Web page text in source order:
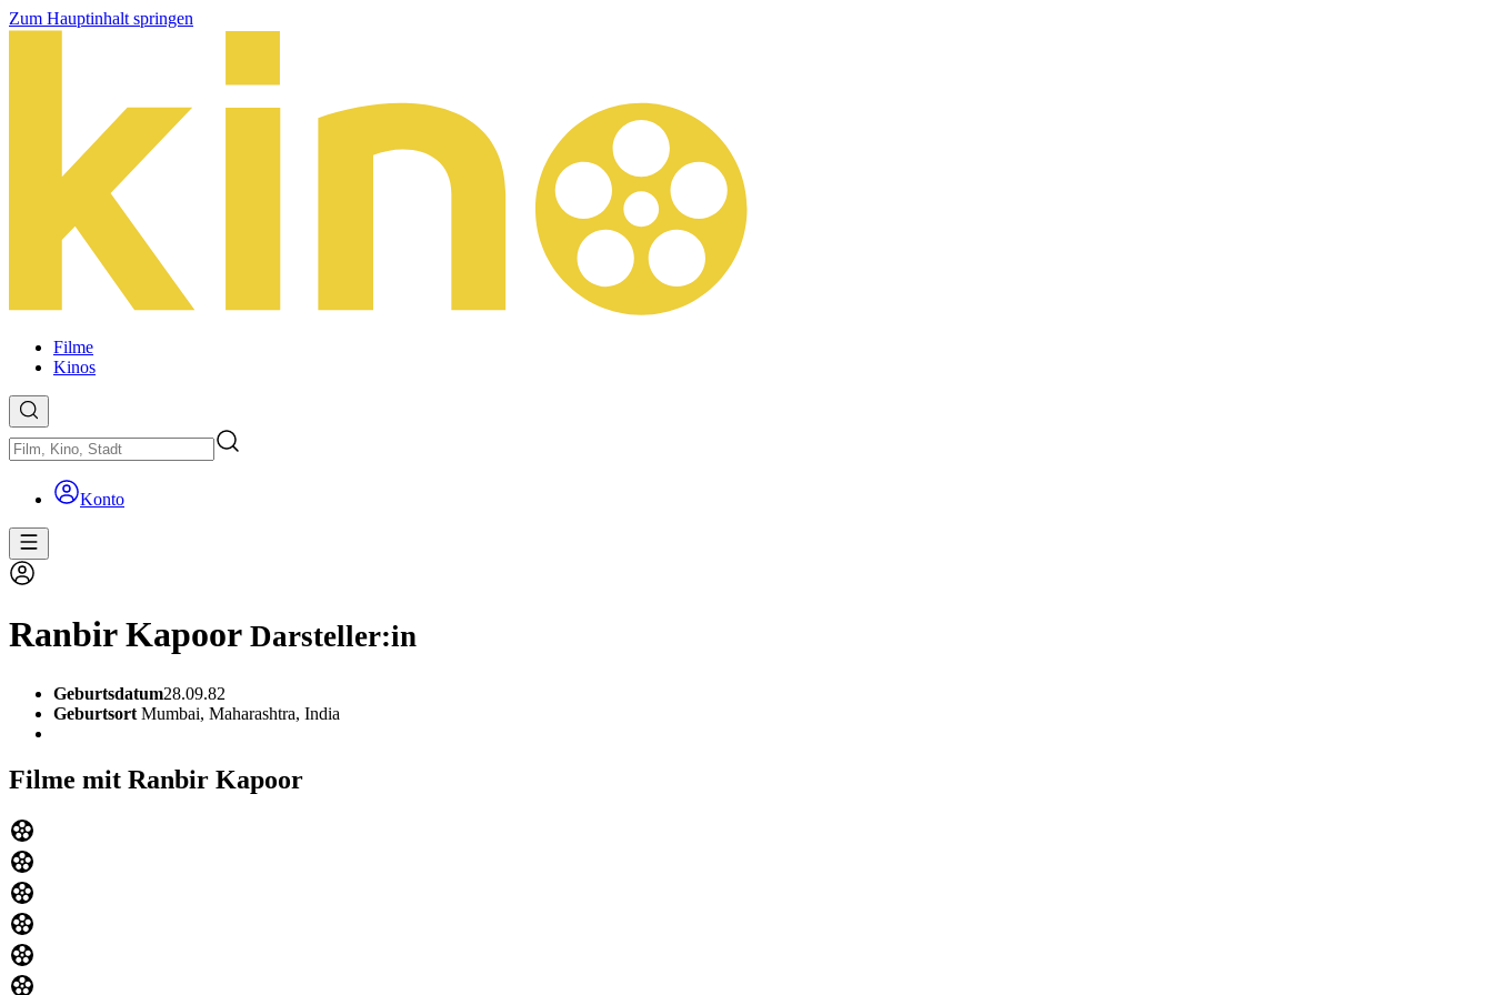
Zum Hauptinhalt springen
Filme
Kinos
Konto
Ranbir Kapoor Darsteller:in
Geburtsdatum28.09.82
Geburtsort Mumbai, Maharashtra, India
Filme mit Ranbir Kapoor